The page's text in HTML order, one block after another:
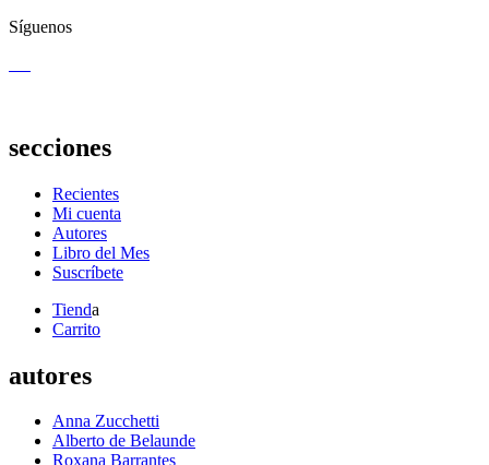
Síguenos
secciones
Recientes
Mi cuenta
Autores
Libro del Mes
Suscríbete
Tienda
Carrito
autores
Anna Zucchetti
Alberto de Belaunde
Roxana Barrantes